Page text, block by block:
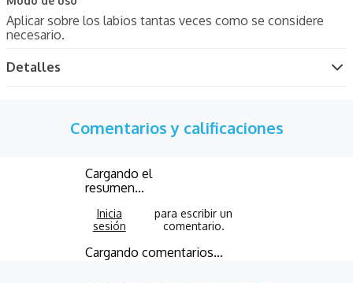
Aplicar sobre los labios tantas veces como se considere
necesario.
Detalles
Comentarios y calificaciones
Cargando el
resumen…
Cargando comentarios…